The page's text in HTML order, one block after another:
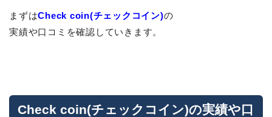
まずはCheck coin(チェックコイン)の
実績や口コミを確認していきます。
Check coin(チェックコイン)の実績や口